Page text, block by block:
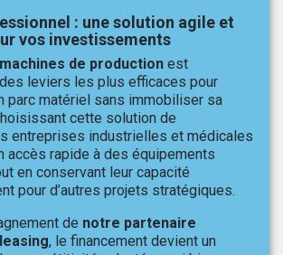
: une solution agile et
vos investissements
de production est
des leviers les plus efficaces pour
parc matériel sans immobiliser sa
cette solution de
entreprises industrielles et médicales
accès rapide à des équipements
en conservant leur capacité
pour d’autres projets stratégiques.
de notre partenaire
, le financement devient un